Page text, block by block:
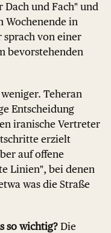
und Fach" und
Wochenende in
sprach von einer
bevorstehenden
Teheran
Entscheidung
iranische Vertreter
erzielt
auf offene
Linien", bei denen
was die Straße
so wichtig? Die